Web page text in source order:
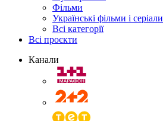
Фільми
Українські фільми і серіали
Всі категорії
Всі проєкти
Канали